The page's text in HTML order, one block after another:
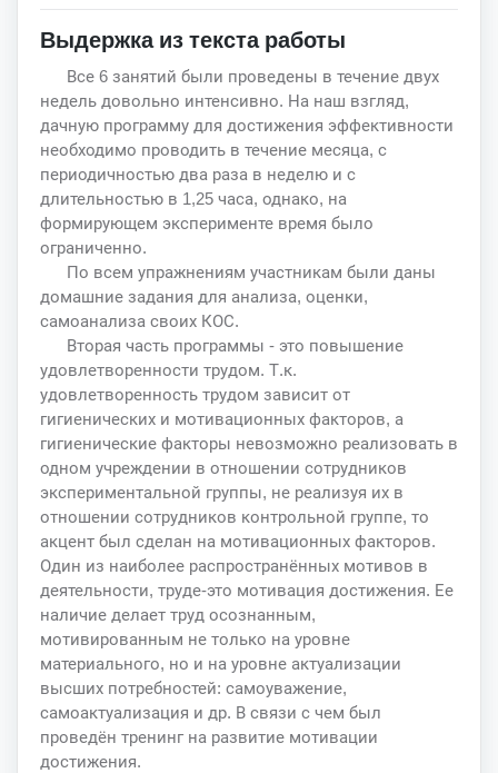
Выдержка из текста работы
Все 6 занятий были проведены в течение двух
недель довольно интенсивно. На наш взгляд,
дачную программу для достижения эффективности
необходимо проводить в течение месяца, с
периодичностью два раза в неделю и с
длительностью в 1,25 часа, однако, на
формирующем эксперименте время было
ограниченно.
По всем упражнениям участникам были даны
домашние задания для анализа, оценки,
самоанализа своих КОС.
Вторая часть программы - это повышение
удовлетворенности трудом. Т.к.
удовлетворенность трудом зависит от
гигиенических и мотивационных факторов, а
гигиенические факторы невозможно реализовать в
одном учреждении в отношении сотрудников
экспериментальной группы, не реализуя их в
отношении сотрудников контрольной группе, то
акцент был сделан на мотивационных факторов.
Один из наиболее распространённых мотивов в
деятельности, труде-это мотивация достижения. Ее
наличие делает труд осознанным,
мотивированным не только на уровне
материального, но и на уровне актуализации
высших потребностей: самоуважение,
самоактуализация и др. В связи с чем был
проведён тренинг на развитие мотивации
достижения.